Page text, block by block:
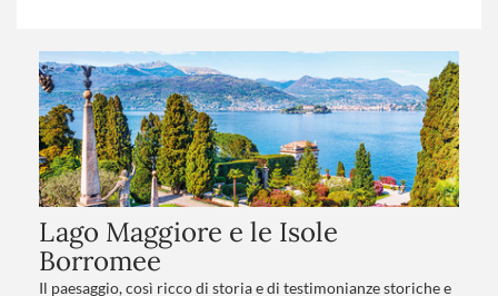
Lago Maggiore e le Isole
Borromee
Il paesaggio, così ricco di storia e di testimonianze storiche e